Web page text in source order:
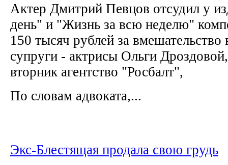
Актер Дмитрий Певцов отсудил у
день" и "Жизнь за всю неделю"
150 тысяч рублей за
супруги - актрисы Ольги
вторник агентство "Росбалт",
По словам адвоката,...
Экс-Блестящая продала свою грудь